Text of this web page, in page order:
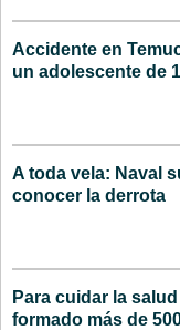
Accidente en
un adolescente de
A toda vela: Naval
conocer la derrota
Para cuidar la
formado más de